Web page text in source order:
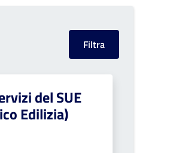
del SUE
Edilizia)